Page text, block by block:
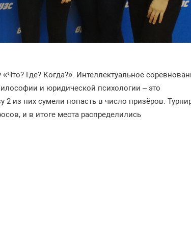
Где? Когда?». Интеллектуальное
и юридической психологии – это
из них сумели попасть в число призёров.
и в итоге места распределились